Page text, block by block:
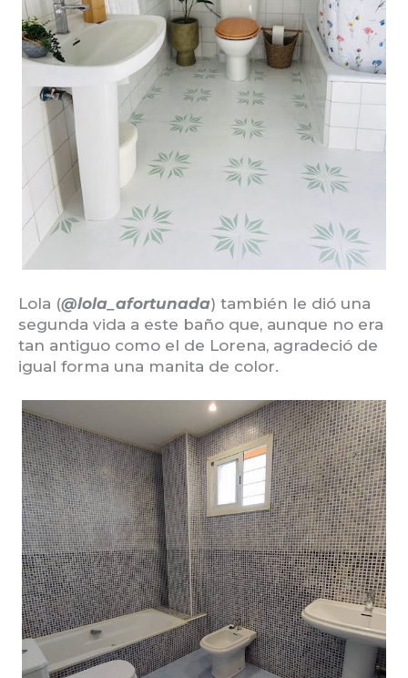
Lola (@lola_afortunada) también le dió una
segunda vida a este baño que, aunque no era
tan antiguo como el de Lorena, agradeció de
igual forma una manita de color.